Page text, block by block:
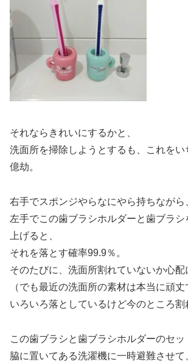
それならきれいにするかと、
洗面所を掃除しようとするも、これを
億劫。
右手でスポンジやらなにやら持ちながら
左手でこの歯ブラシホルダーと歯ブラシ
上げると、
それを落とす確率99.9％。
そのたびに、洗面所割れていないか心配
（でも最近の洗面所の素材は本当に頑丈
いろいろ落としているけど今のところ割
この歯ブラシと歯ブラシホルダーのセッ
脇に置いてある洗濯機に一時避難させて